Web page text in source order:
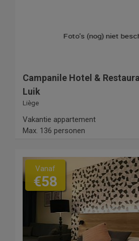
Campanile Hotel &
Luik
Liège
Vakantie appartement
Max. 136 personen
Vanaf
€58